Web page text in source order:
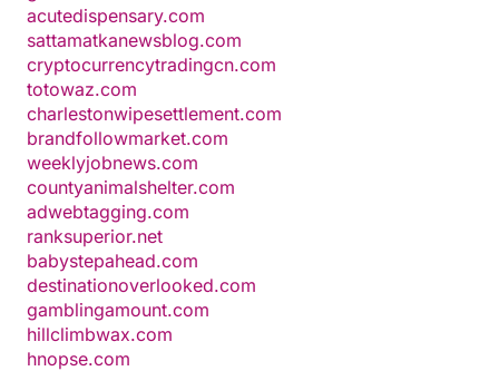
acutedispensary.com
sattamatkanewsblog.com
cryptocurrencytradingcn.com
totowaz.com
charlestonwipesettlement.com
brandfollowmarket.com
weeklyjobnews.com
countyanimalshelter.com
adwebtagging.com
ranksuperior.net
babystepahead.com
destinationoverlooked.com
gamblingamount.com
hillclimbwax.com
hnopse.com